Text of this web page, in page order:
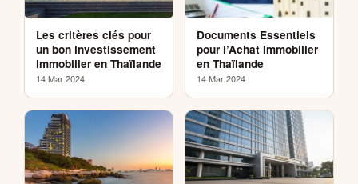
Les critères clés pour
un bon investissement
immobilier en Thaïlande
14 Mar 2024
Documents Essentiels
pour l’Achat Immobilier
en Thaïlande
14 Mar 2024